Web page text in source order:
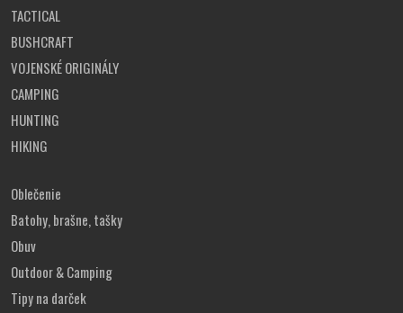
TACTICAL
BUSHCRAFT
VOJENSKÉ ORIGINÁLY
CAMPING
HUNTING
HIKING
Oblečenie
Batohy, brašne, tašky
Obuv
Outdoor & Camping
Tipy na darček